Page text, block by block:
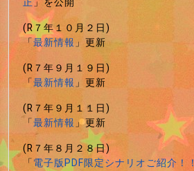
(R７年１０月２日)
「最新情報」更新
(R７年９月１９日)
「最新情報」更新
(R７年９月１１日)
「最新情報」更新
(R７年８月２８日)
「電子版PDF限定シナリオご紹介！！